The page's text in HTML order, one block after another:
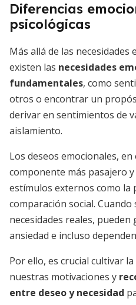
Diferencias
psicológicas
Más allá de las
existen las necesidades
fundamentales, como
otros o encontrar un
derivar en sentimientos de
aislamiento.
Los deseos emocionales,
componente más pasajero
estímulos externos como la
comparación social.
necesidades reales,
ansiedad e incluso
Por ello, es crucial cultivar
nuestras motivaciones y
entre deseo y necesidad